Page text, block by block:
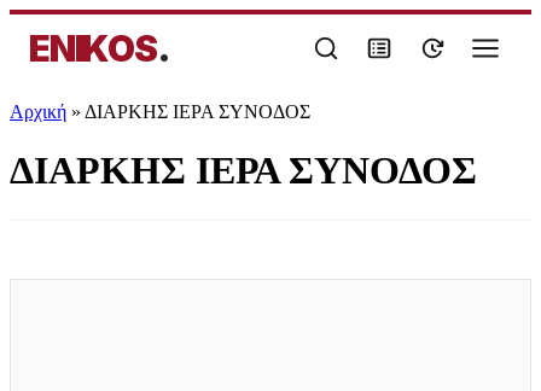
ENIKOS.
Αρχική » ΔΙΑΡΚΗΣ ΙΕΡΑ ΣΥΝΟΔΟΣ
ΔΙΑΡΚΗΣ ΙΕΡΑ ΣΥΝΟΔΟΣ